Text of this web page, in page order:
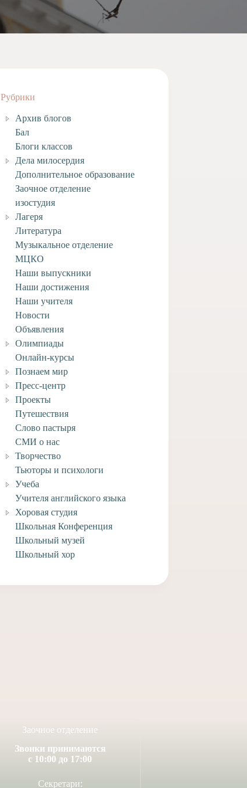
Рубрики
Архив блогов
Бал
Блоги классов
Дела милосердия
Дополнительное образование
Заочное отделение
изостудия
Лагеря
Литература
Музыкальное отделение
МЦКО
Наши выпускники
Наши достижения
Наши учителя
Новости
Объявления
Олимпиады
Онлайн-курсы
Познаем мир
Пресс-центр
Проекты
Путешествия
Слово пастыря
СМИ о нас
Творчество
Тьюторы и психологи
Учеба
Учителя английского языка
Хоровая студия
Школьная Конференция
Школьный музей
Школьный хор
Заочное отделение
Звонки принимаются
с 10:00 до 17:00